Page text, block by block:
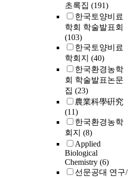
초록집 (191)
한국토양비료
학회 학술발표회
(103)
한국토양비료
학회지 (40)
한국환경농학
회 학술발표논문
집 (23)
農業科學硏究
(11)
한국환경농학
회지 (8)
Applied
Biological
Chemistry (6)
선문공대 연구/